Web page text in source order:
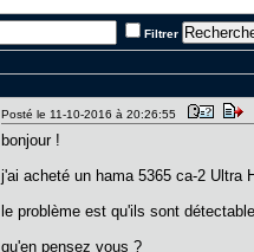
Filtrer
Posté le 11-10-2016 à 20:26:55
bonjour !
j'ai acheté un hama 5365 ca-2 Ultra
le problème est qu'ils sont
qu'en pensez vous ?